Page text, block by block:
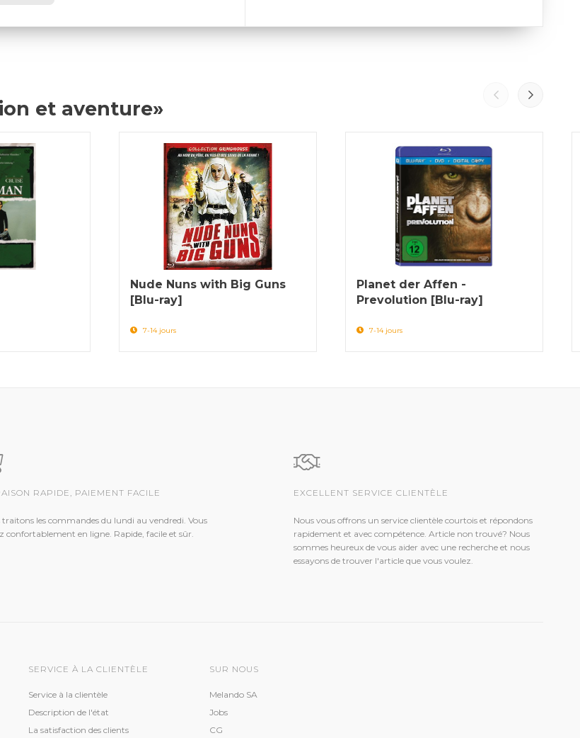
et aventure»
Nude Nuns with Big Guns
[Blu-ray]
7-14 jours
Planet der Affen -
Prevolution [Blu-ray]
7-14 jours
RAPIDE, PAIEMENT FACILE
traitons les commandes du lundi au vendredi. Vous
confortablement en ligne. Rapide, facile et sûr.
EXCELLENT SERVICE CLIENTÈLE
Nous vous offrons un service clientèle courtois et répondons
rapidement et avec compétence. Article non trouvé? Nous
sommes heureux de vous aider avec une recherche et nous
essayons de trouver l'article que vous voulez.
SERVICE À LA CLIENTÈLE
Service à la clientèle
Description de l'état
La satisfaction des clients
SUR NOUS
Melando SA
Jobs
CG